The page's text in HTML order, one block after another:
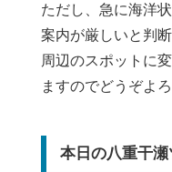
ただし、急に海洋
案内が厳しいと判
周辺のスポットに
ますのでどうぞよ
本日の八重干